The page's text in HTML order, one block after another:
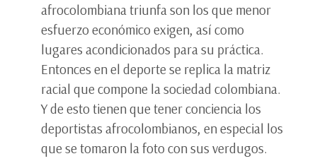
afrocolombiana triunfa son los que menor
esfuerzo económico exigen, así como
lugares acondicionados para su práctica.
Entonces en el deporte se replica la matriz
racial que compone la sociedad colombiana.
Y de esto tienen que tener conciencia los
deportistas afrocolombianos, en especial los
que se tomaron la foto con sus verdugos.